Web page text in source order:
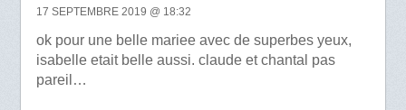
17 SEPTEMBRE 2019 @ 18:32
ok pour une belle mariee avec de superbes yeux,
isabelle etait belle aussi. claude et chantal pas
pareil…